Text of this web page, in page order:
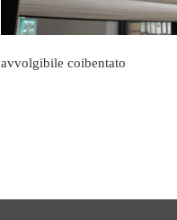
avvolgibile coibentato